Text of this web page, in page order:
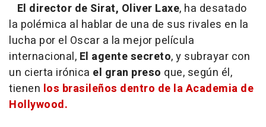
El director de Sirat, Oliver Laxe, ha desatado
la polémica al hablar de una de sus rivales en la
lucha por el Oscar a la mejor película
internacional, El agente secreto, y subrayar con
un cierta irónica el gran preso que, según él,
tienen los brasileños dentro de la Academia de
Hollywood.